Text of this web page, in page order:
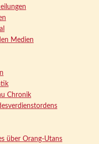
Medien
Chronik
über Orang-Utans